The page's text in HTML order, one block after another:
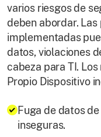
varios riesgos de
deben abordar. Las
implementadas
datos, violaciones
cabeza para TI.
Propio Dispositivo
Fuga de datos
inseguras.